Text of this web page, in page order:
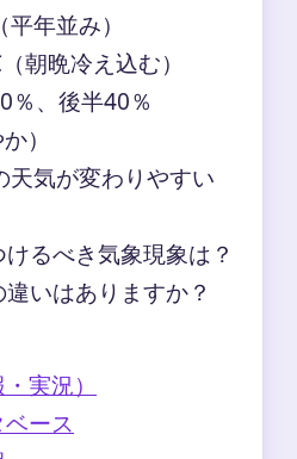
年並み）
朝晩冷え込む）
％、後半40％
）
天気が変わりやすい
るべき気象現象は？
いはありますか？
実況）
ース